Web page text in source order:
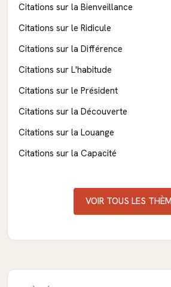
Citations sur la Bienveillance
Citations sur le Ridicule
Citations sur la Différence
Citations sur L'habitude
Citations sur le Président
Citations sur la Découverte
Citations sur la Louange
Citations sur la Capacité
VOIR TOUS LES